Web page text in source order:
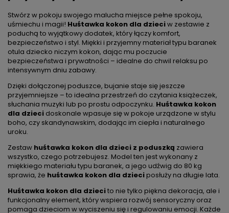
Stwórz w pokoju swojego malucha miejsce pełne spokoju,
uśmiechu i magii! Huśtawka kokon dla dzieciw zestawie z
poduchą to wyjątkowy dodatek, który łączy komfort,
bezpieczeństwo i styl. Miękki i przyjemny materiał typu baranek
otula dziecko niczym kokon, dając mu poczucie
bezpieczeństwa i prywatności – idealne do chwil relaksu po
intensywnym dniu zabawy.
Dzięki dołączonej poduszce, bujanie staje się jeszcze
przyjemniejsze – to idealna przestrzeń do czytania książeczek,
słuchania muzyki lub po prostu odpoczynku. Huśtawka kokon
dla dzieci doskonale wpasuje się w pokoje urządzone w stylu
boho, czy skandynawskim, dodając im ciepła i naturalnego
uroku.
Zestaw huśtawka kokon dla dzieci z poduszką zawiera
wszystko, czego potrzebujesz. Model ten jest wykonany z
miękkiego materiału typu baranek, a jego udźwig do 80 kg
sprawia, że huśtawka kokon dla dzieciposłuży na długie lata.
Huśtawka kokon dla dziecito nie tylko piękna dekoracja, ale i
funkcjonalny element, który wspiera rozwój sensoryczny oraz
pomaga dzieciom w wyciszeniu się i regulowaniu emocji. Każde